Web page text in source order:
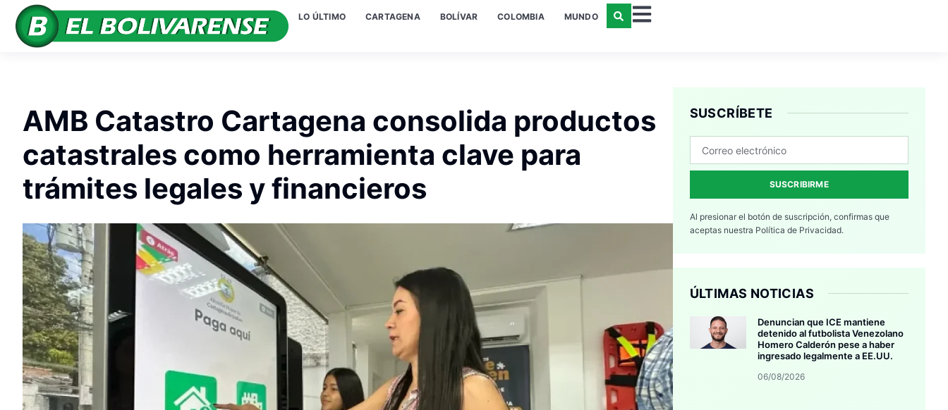
LO ÚLTIMO CARTAGENA BOLÍVAR COLOMBIA MUNDO
AMB Catastro Cartagena consolida productos
catastrales como herramienta clave para
trámites legales y financieros
SUSCRÍBETE
SUSCRIBIRME
Al presionar el botón de suscripción, confirmas que
aceptas nuestra Política de Privacidad.
ÚLTIMAS NOTICIAS
Denuncian que ICE mantiene
detenido al futbolista Venezolano
Homero Calderón pese a haber
ingresado legalmente a EE.UU.
06/08/2026